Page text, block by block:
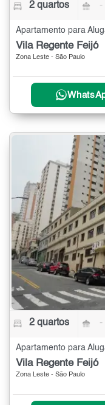
2 quartos -
Apartamento para
Vila Regente Feijó
Zona Leste - São Paulo
2 quartos -
Vila Regente Feijó
Zona Leste - São Paulo